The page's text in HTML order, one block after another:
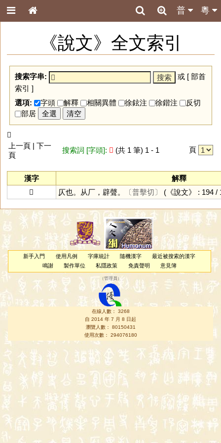
粵
普
《說文》全文索引
搜索字串: 或 [ 部首
索引 ]
選項:
字頭 解釋 相關異體 徐鉉注 徐鍇注
反切
部居
全選 清空
𠪮
上一頁 | 下一
頁
搜索詞 [字頭]: 𠪮 (共 1 筆) 1 - 1 頁
漢字
解釋
𠪮
仄也。从厂，辟聲。 〔普擊切〕 (《說文》 : 194 /
新手入門 使用凡例 字庫統計 隨機漢字
最近被搜索的漢字
鳴謝
製作單位 私隱政策 免責聲明 意見簿
（管理員 ）
在線人數： 3268
自 2014 年 7 月 8 日起
瀏覽人數： 80150431
使用次數： 294076180